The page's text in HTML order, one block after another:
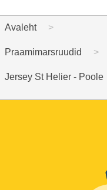
Avaleht
Praamimarsruudid
Jersey St Helier - Poole